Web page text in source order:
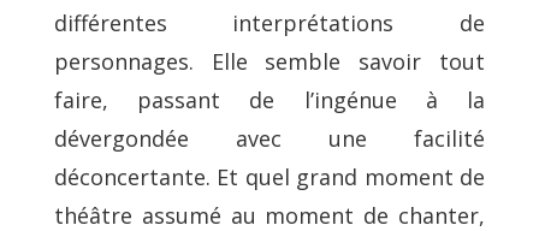
différentes interprétations de
personnages. Elle semble savoir tout
faire, passant de l’ingénue à la
dévergondée avec une facilité
déconcertante. Et quel grand moment de
théâtre assumé au moment de chanter,